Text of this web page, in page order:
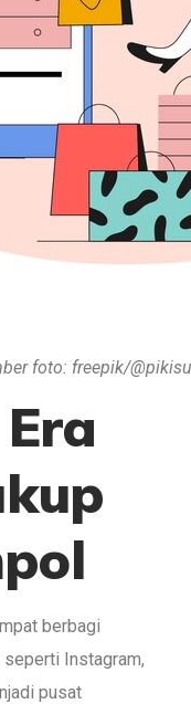
foto: freepik/
berbagi
Instagram,
pusat